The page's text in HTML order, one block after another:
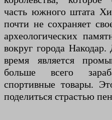
часть южного штата
почти не сохраняет
археологических
вокруг города
время является
больше всего
спортивные товары.
поделиться страстью